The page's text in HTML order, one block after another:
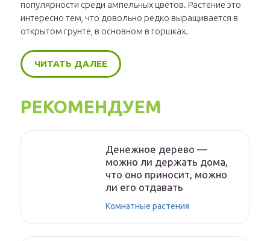
популярности среди ампельных цветов. Растение это
интересно тем, что довольно редко выращивается в
открытом грунте, в основном в горшках.
ЧИТАТЬ ДАЛЕЕ
РЕКОМЕНДУЕМ
Денежное дерево —
можно ли держать дома,
что оно приносит, можно
ли его отдавать
Комнатные растения